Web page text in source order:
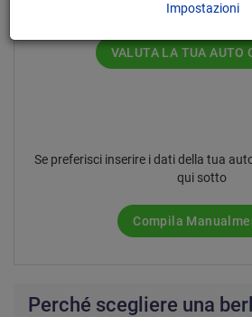
VALUTA LA TUA AUTO
Se preferisci inserire i dati della tua
qui sotto
Compila
Perché scegliere una
Impostazioni